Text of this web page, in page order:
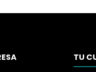
TU